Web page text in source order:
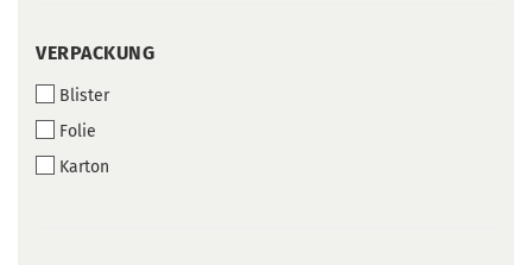
VERPACKUNG
VERPACKUNG
Blister
Folie
Karton